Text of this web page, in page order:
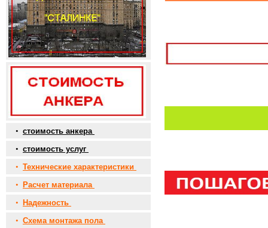
• стоимость анкера
• стоимость услуг
• Технические характеристики
•
Расчет материала
•
Надежность
• Схема монтажа пола